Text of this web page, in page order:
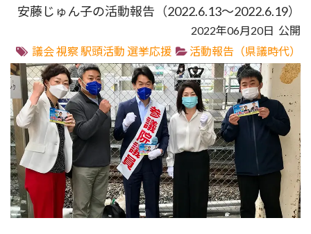
安藤じゅん子の活動報告（2022.6.13～2022.6.19）
2022年06月20日 公開
議会視察 駅頭活動 選挙応援 活動報告（県議時代）